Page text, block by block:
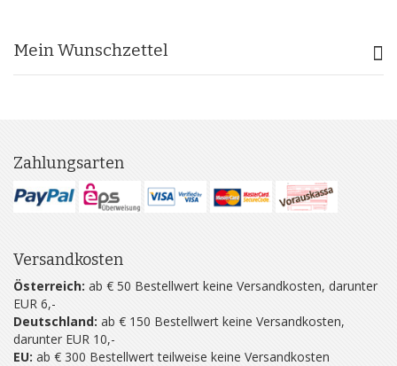
Mein Wunschzettel
Zahlungsarten
Versandkosten
Österreich: ab € 50 Bestellwert keine Versandkosten, darunter
EUR 6,-
Deutschland: ab € 150 Bestellwert keine Versandkosten,
darunter EUR 10,-
EU: ab € 300 Bestellwert teilweise keine Versandkosten